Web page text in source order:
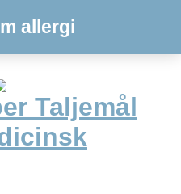
allergi
Taljemål